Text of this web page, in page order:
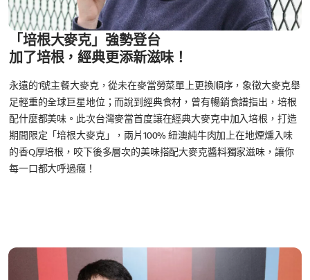
「培根大麥克」強勢登台
加了培根，經典更添新滋味！
永遠的1號主餐大麥克，從未在麥當勞菜單上更換順序，象徵大麥克舉
足輕重的全球巨星地位；而說到經典食材，曾有暢銷食譜指出，培根
配什麼都美味。此次台灣麥當首度讓在經典大麥克中加入培根，打造
期間限定「培根大麥克」，兩片100% 紐澳純牛肉加上在地煙燻入味
的香Q厚培根，咬下後多層次的美味搭配大麥克醬料獨家滋味，讓你
每一口都大呼過癮！